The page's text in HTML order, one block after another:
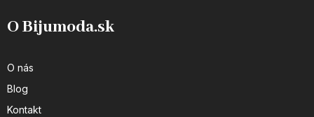
O Bijumoda.sk
O nás
Blog
Kontakt